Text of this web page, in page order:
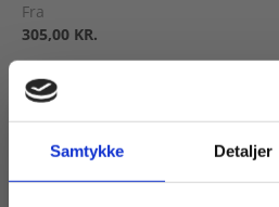
Samtykke Detaljer
Fra
305,00 KR.